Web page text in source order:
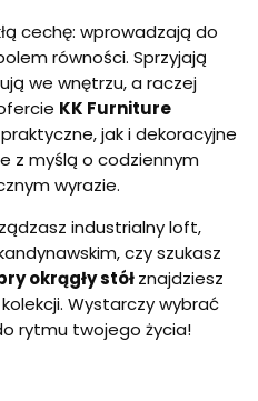
cechę: wprowadzają do
równości. Sprzyjają
we wnętrzu, a raczej
KK Furniture
jak i dekoracyjne
z myślą o codziennym
wyrazie.
industrialny loft,
czy szukasz
okrągły stółznajdziesz
Wystarczy wybrać
rytmu twojego życia!